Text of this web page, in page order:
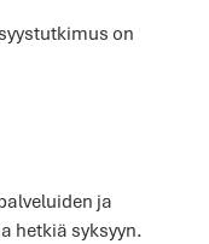
on
ja
hetkiä syksyyn.